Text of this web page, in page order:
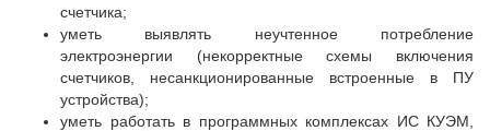
счетчика;
уметь выявлять неучтенное потребление
электроэнергии (некорректные схемы включения
счетчиков, несанкционированные встроенные в ПУ
устройства);
уметь работать в программных комплексах ИС КУЭМ,